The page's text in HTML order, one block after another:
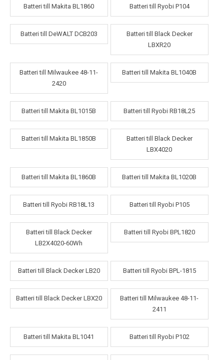
Batteri till Makita BL1860 Batteri till Ryobi P104
Batteri till DeWALT DCB203
Batteri till Black Decker
LBXR20
Batteri till Milwaukee 48-11-
2420
Batteri till Makita BL1040B
Batteri till Makita BL1015B Batteri till Ryobi RB18L25
Batteri till Makita BL1850B
Batteri till Black Decker
LBX4020
Batteri till Makita BL1860B Batteri till Makita BL1020B
Batteri till Ryobi RB18L13 Batteri till Ryobi P105
Batteri till Black Decker
LB2X4020-60Wh
Batteri till Ryobi BPL1820
Batteri till Black Decker LB20 Batteri till Ryobi BPL-1815
Batteri till Black Decker LBX20
Batteri till Milwaukee 48-11-
2411
Batteri till Makita BL1041 Batteri till Ryobi P102